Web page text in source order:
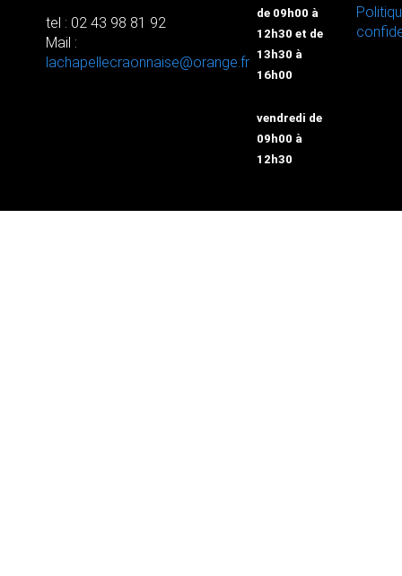
tel : 02 43 98 81 92
Mail :
lachapellecraonnaise@orange.fr
de 09h00 à
12h30 et de
13h30 à
16h00
vendredi de
09h00 à
12h30